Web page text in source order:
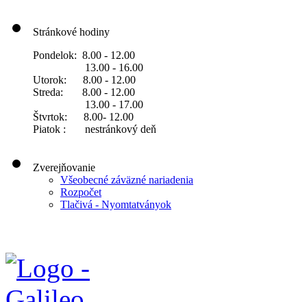
Stránkové hodiny
Pondelok: 8.00 - 12.00
13.00 - 16.00
Utorok: 8.00 - 12.00
Streda: 8.00 - 12.00
13.00 - 17.00
Štvrtok: 8.00- 12.00
Piatok : nestránkový deň
Zverejňovanie
Všeobecné záväzné nariadenia
Rozpočet
Tlačivá - Nyomtatványok